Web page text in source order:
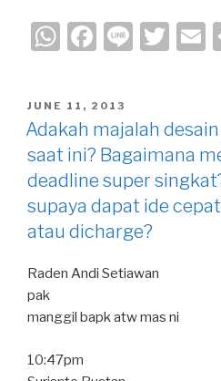
W
at
s
A
p
p
F
c
e
b
o
o
k
Li
T
er
POSTED
ON
JUNE 11, 2013
Adakah majalah
saat ini? Bagaimana
deadline super
supaya dapat ide
atau dicharge?
Raden Andi Setiawan
pak
manggil bapk atw mas ni
10:47pm